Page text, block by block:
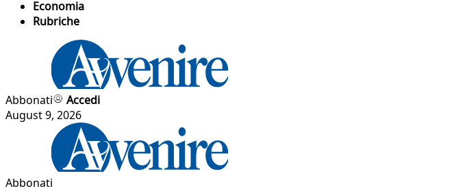
Economia
Rubriche
Abbonati
Accedi
August 9, 2026
Abbonati